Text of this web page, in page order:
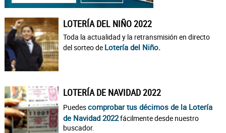
LOTERÍA DEL NIÑO 2022
Toda la actualidad y la retransmisión en directo
del sorteo de Lotería del Niño.
LOTERÍA DE NAVIDAD 2022
Puedescomprobar tus décimos de la Lotería
de Navidad 2022fácilmente desde nuestro
buscador.